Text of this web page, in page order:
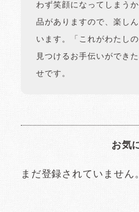
わず笑顔になってしまう
品がありますので、楽し
います。「これがわたし
見つけるお手伝いができ
せです。
お気
まだ登録されていません